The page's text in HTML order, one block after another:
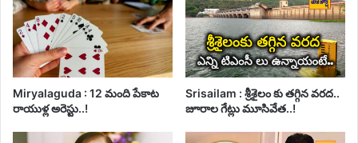
Miryalaguda : 12 మంది పేకాట
రాయుళ్ల అరెస్టు..!
Srisailam : శ్రీశైలం కు తగ్గిన వరద..
జూరాల గేట్లు మూసివేత..!